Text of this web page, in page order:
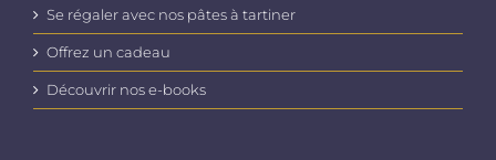
Se régaler avec nos pâtes à tartiner
Offrez un cadeau
Découvrir nos e-books